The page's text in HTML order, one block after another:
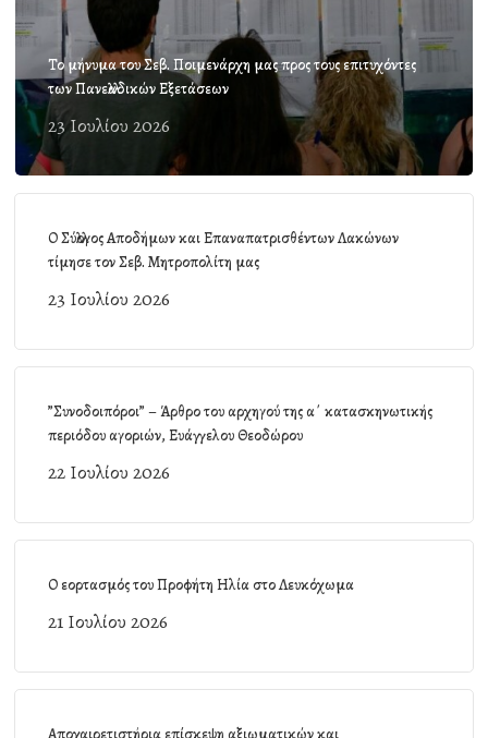
Το μήνυμα του Σεβ. Ποιμενάρχη μας προς τους επιτυχόντες
των Πανελλαδικών Εξετάσεων
23 Ιουλίου 2026
Ο Σύλλογος Αποδήμων και Επαναπατρισθέντων Λακώνων
τίμησε τον Σεβ. Μητροπολίτη μας
23 Ιουλίου 2026
”Συνοδοιπόροι” – Άρθρο του αρχηγού της α΄ κατασκηνωτικής
περιόδου αγοριών, Ευάγγελου Θεοδώρου
22 Ιουλίου 2026
Ο εορτασμός του Προφήτη Ηλία στο Λευκόχωμα
21 Ιουλίου 2026